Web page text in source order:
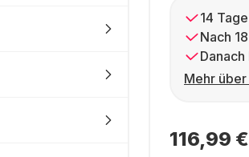
14
Nach
Mehr
116,99 €